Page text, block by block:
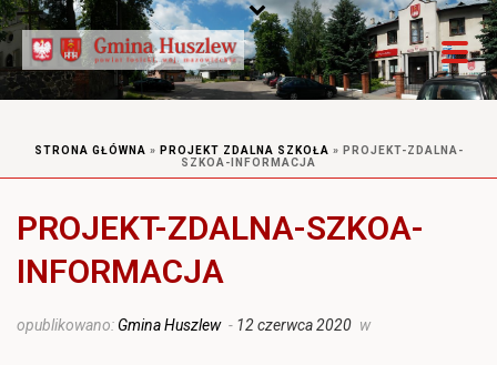
STRONA GŁÓWNA » PROJEKT ZDALNA SZKOŁA » PROJEKT-ZDALNA-
SZKOA-INFORMACJA
PROJEKT-ZDALNA-SZKOA-
INFORMACJA
opublikowano: Gmina Huszlew - 12 czerwca 2020 w